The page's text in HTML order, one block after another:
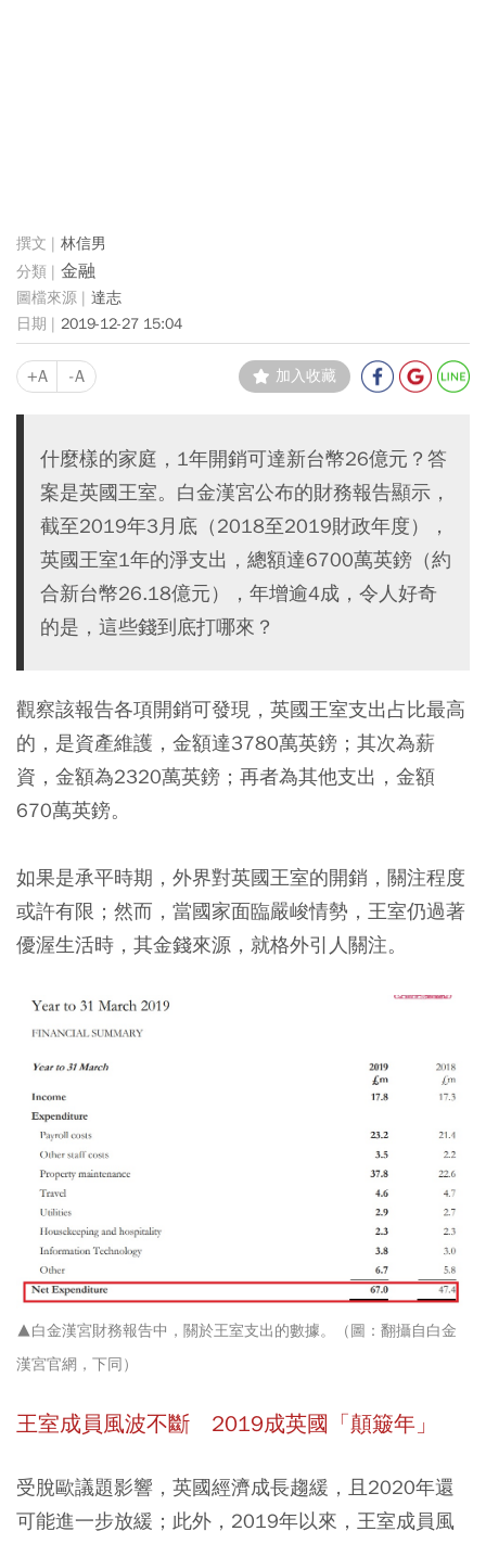
林信男
金融
達志
2019-12-27 15:04
+A -A 加入收藏
什麼樣的家庭，1年開銷可達新台幣26億元？答
案是英國王室。白金漢宮公布的財務報告顯示，
截至2019年3月底（2018至2019財政年度），
英國王室1年的淨支出，總額達6700萬英鎊（約
合新台幣26.18億元），年增逾4成，令人好奇
的是，這些錢到底打哪來？
觀察該報告各項開銷可發現，英國王室支出占比最高
的，是資產維護，金額達3780萬英鎊；其次為薪
資，金額為2320萬英鎊；再者為其他支出，金額
670萬英鎊。
如果是承平時期，外界對英國王室的開銷，關注程度
或許有限；然而，當國家面臨嚴峻情勢，王室仍過著
優渥生活時，其金錢來源，就格外引人關注。
▲白金漢宮財務報告中，關於王室支出的數據。（圖：翻攝自白金
漢宮官網，下同）
王室成員風波不斷 2019成英國「顛簸年」
受脫歐議題影響，英國經濟成長趨緩，且2020年還
可能進一步放緩；此外，2019年以來，王室成員風